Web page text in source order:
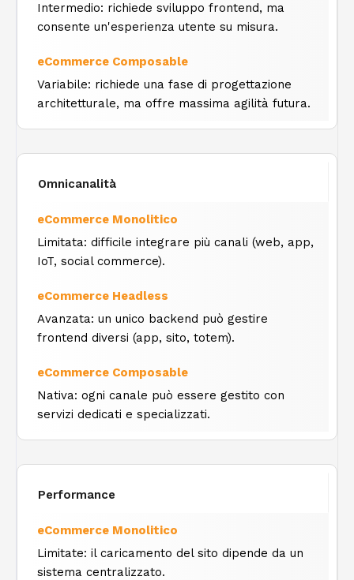
Intermedio: richiede sviluppo frontend, ma
consente un'esperienza utente su misura.
Variabile: richiede una fase di progettazione
architetturale, ma offre massima agilità futura.
Omnicanalità
Limitata: difficile integrare più canali (web, app,
IoT, social commerce).
Avanzata: un unico backend può gestire
frontend diversi (app, sito, totem).
Nativa: ogni canale può essere gestito con
servizi dedicati e specializzati.
Performance
Limitate: il caricamento del sito dipende da un
sistema centralizzato.